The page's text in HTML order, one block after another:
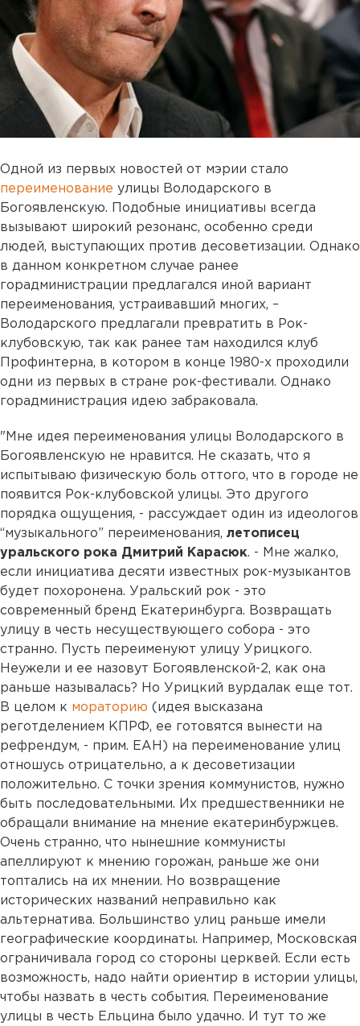
Одной из первых новостей от мэрии стало
переименование улицы Володарского в
Богоявленскую. Подобные инициативы всегда
вызывают широкий резонанс, особенно среди
людей, выступающих против десоветизации. Однако
в данном конкретном случае ранее
горадминистрации предлагался иной вариант
переименования, устраивавший многих, –
Володарского предлагали превратить в Рок-
клубовскую, так как ранее там находился клуб
Профинтерна, в котором в конце 1980-х проходили
одни из первых в стране рок-фестивали. Однако
горадминистрация идею забраковала.
"Мне идея переименования улицы Володарского в
Богоявленскую не нравится. Не сказать, что я
испытываю физическую боль оттого, что в городе не
появится Рок-клубовской улицы. Это другого
порядка ощущения, - рассуждает один из идеологов
“музыкального” переименования, летописец
уральского рока Дмитрий Карасюк. - Мне жалко,
если инициатива десяти известных рок-музыкантов
будет похоронена. Уральский рок - это
современный бренд Екатеринбурга. Возвращать
улицу в честь несуществующего собора - это
странно. Пусть переименуют улицу Урицкого.
Неужели и ее назовут Богоявленской-2, как она
раньше называлась? Но Урицкий вурдалак еще тот.
В целом к мораторию (идея высказана
реготделением КПРФ, ее готовятся вынести на
рефрендум, - прим. ЕАН) на переименование улиц
отношусь отрицательно, а к десоветизации
положительно. С точки зрения коммунистов, нужно
быть последовательными. Их предшественники не
обращали внимание на мнение екатеринбуржцев.
Очень странно, что нынешние коммунисты
апеллируют к мнению горожан, раньше же они
топтались на их мнении. Но возвращение
исторических названий неправильно как
альтернатива. Большинство улиц раньше имели
географические координаты. Например, Московская
ограничивала город со стороны церквей. Если есть
возможность, надо найти ориентир в истории улицы,
чтобы назвать в честь события. Переименование
улицы в честь Ельцина было удачно. И тут то же